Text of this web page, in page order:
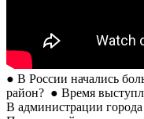
● В России начались
район? ● Время
В администрации города